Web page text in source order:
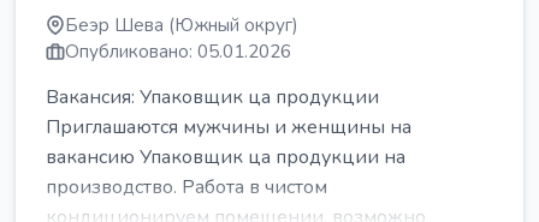
Беэр Шева (Южный округ)
Опубликовано: 05.01.2026
Вакансия: Упаковщик ца продукции
Приглашаются мужчины и женщины на
вакансию Упаковщик ца продукции на
производство. Работа в чистом